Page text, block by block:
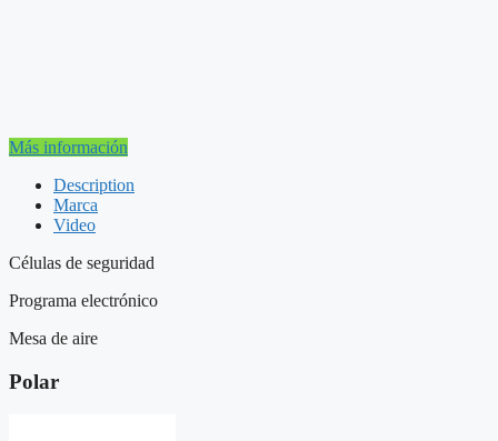
Más información
Description
Marca
Video
Células de seguridad
Programa electrónico
Mesa de aire
Polar